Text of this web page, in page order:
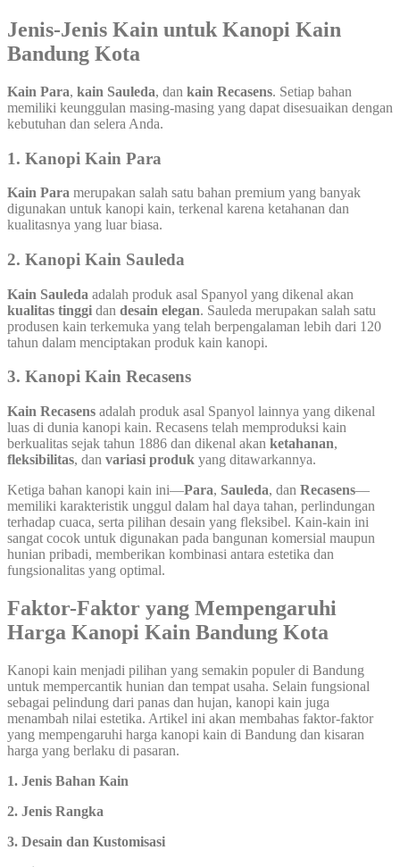
Jenis-Jenis Kain untuk Kanopi Kain
Bandung Kota
Kain Para, kain Sauleda, dan kain Recasens. Setiap bahan
memiliki keunggulan masing-masing yang dapat disesuaikan dengan
kebutuhan dan selera Anda.
1. Kanopi Kain Para
Kain Para merupakan salah satu bahan premium yang banyak
digunakan untuk kanopi kain, terkenal karena ketahanan dan
kualitasnya yang luar biasa.
2. Kanopi Kain Sauleda
Kain Sauleda adalah produk asal Spanyol yang dikenal akan
kualitas tinggi dan desain elegan. Sauleda merupakan salah satu
produsen kain terkemuka yang telah berpengalaman lebih dari 120
tahun dalam menciptakan produk kain kanopi.
3. Kanopi Kain Recasens
Kain Recasens adalah produk asal Spanyol lainnya yang dikenal
luas di dunia kanopi kain. Recasens telah memproduksi kain
berkualitas sejak tahun 1886 dan dikenal akan ketahanan,
fleksibilitas, dan variasi produk yang ditawarkannya.
Ketiga bahan kanopi kain ini—Para, Sauleda, dan Recasens—
memiliki karakteristik unggul dalam hal daya tahan, perlindungan
terhadap cuaca, serta pilihan desain yang fleksibel. Kain-kain ini
sangat cocok untuk digunakan pada bangunan komersial maupun
hunian pribadi, memberikan kombinasi antara estetika dan
fungsionalitas yang optimal.
Faktor-Faktor yang Mempengaruhi
Harga Kanopi Kain Bandung Kota
Kanopi kain menjadi pilihan yang semakin populer di Bandung
untuk mempercantik hunian dan tempat usaha. Selain fungsional
sebagai pelindung dari panas dan hujan, kanopi kain juga
menambah nilai estetika. Artikel ini akan membahas faktor-faktor
yang mempengaruhi harga kanopi kain di Bandung dan kisaran
harga yang berlaku di pasaran.
1. Jenis Bahan Kain
2. Jenis Rangka
3. Desain dan Kustomisasi